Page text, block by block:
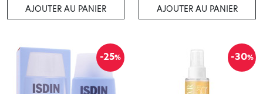
AJOUTER AU PANIER AJOUTER AU PANIER
-25% -30%